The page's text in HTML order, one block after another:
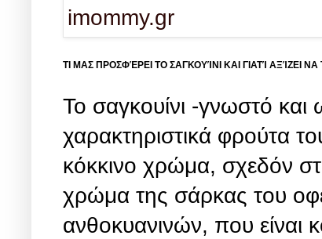
ΤΙ ΜΑΣ ΠΡΟΣΦΈΡΕΙ ΤΟ ΣΑΓΚΟΥΊΝΙ ΚΑΙ ΓΙΑΤΊ ΑΞΊΖΕΙ
Το σαγκουίνι -γνωστό
χαρακτηριστικά φρούτα
κόκκινο χρώμα, σχεδόν
χρώμα της σάρκας του
ανθοκυανινών, που είναι